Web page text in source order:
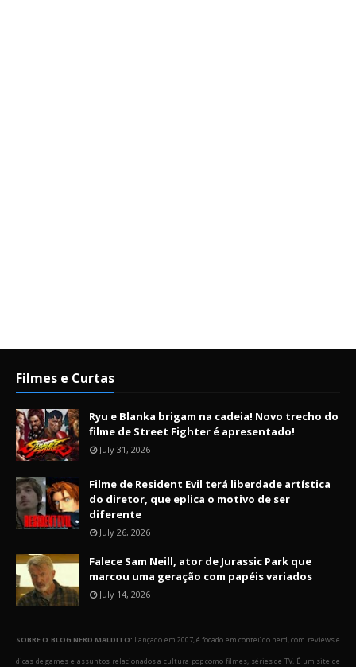
Filmes e Curtas
Ryu e Blanka brigam na cadeia! Novo trecho do
filme de Street Fighter é apresentado!
July 31, 2026
Filme de Resident Evil terá liberdade artística
do diretor, que eplica o motivo de ser
diferente
July 26, 2026
Falece Sam Neill, ator de Jurassic Park que
marcou uma geração com papéis variados
July 14, 2026
SOBRE O BLOG NERD MALDITO: Lançado em 2007, é focado em conteúdo nerd, com reviews e
dicas de games e assuntos relacionados a cultura pop como filmes, séries de TV. É um site de